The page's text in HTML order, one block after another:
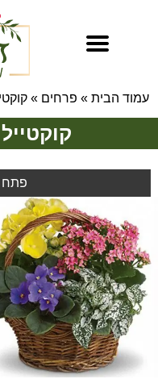
עמוד הבית » פרחים »
פתח